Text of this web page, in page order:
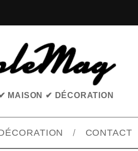
MAISON ✔ DÉCORATION
CONTACT